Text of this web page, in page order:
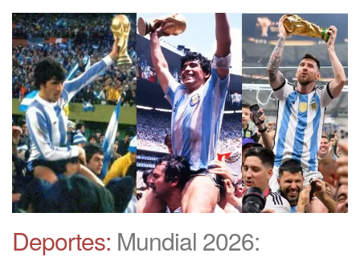
Deportes: Mundial 2026: